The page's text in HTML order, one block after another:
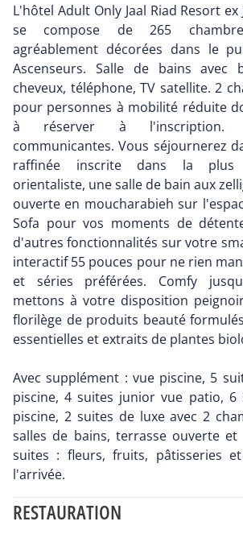
L'hôtel Adult Only Jaal Riad Resort
se compose de 265
agréablement décorées dans le
Ascenseurs. Salle de bains avec
cheveux, téléphone, TV satellite. 2
pour personnes à mobilité réduite
à réserver à l'inscription.
communicantes. Vous séjournerez
raffinée inscrite dans la plus
orientaliste, une salle de bain aux
ouverte en moucharabieh sur
Sofa pour vos moments de
d'autres fonctionnalités sur votre
interactif 55 pouces pour ne rien
et séries préférées. Comfy
mettons à votre disposition
florilège de produits beauté
essentielles et extraits de plantes
Avec supplément : vue piscine, 5
piscine, 4 suites junior vue patio,
piscine, 2 suites de luxe avec 2
salles de bains, terrasse ouverte et
suites : fleurs, fruits, pâtisseries
l'arrivée.
RESTAURATION